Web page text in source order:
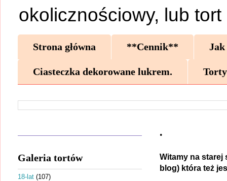
okolicznościowy, lub tort
Strona główna **Cennik** Jak
Ciasteczka dekorowane lukrem.
.
Witamy na starej
blog) która też
Galeria tortów
18-lat (107)